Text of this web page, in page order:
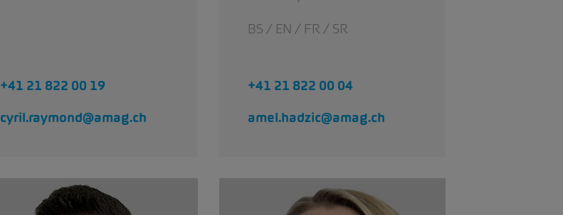
+41 21 822 00 19
cyril.raymond@amag.ch
BS / EN / FR / SR
+41 21 822 00 04
amel.hadzic@amag.ch